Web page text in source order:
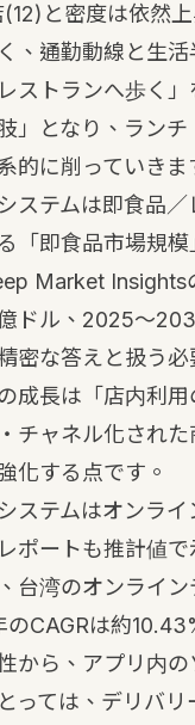
(12) と密度は依然
、通勤動線と生
ストランへ歩く
」となり、ラン
的に削っていきま
ステムは即食品
「即食品市場規
Market Insights
ドル、2025〜
密な答えと扱う
成長は「店内利
チャネル化され
化する点です。
ステムはオンラ
ポートも推計値
台湾のオンライ
CAGRは約
から、アプリ内
っては、デリバ